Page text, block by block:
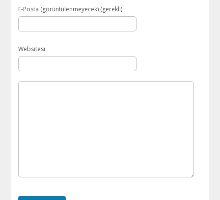
E-Posta (görüntülenmeyecek) (gerekli)
Websitesi